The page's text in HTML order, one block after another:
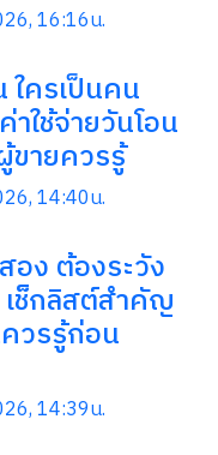
16:16น.
ใครเป็นคน
าใช้จ่ายวันโอน
ขายควรรู้
14:40น.
อง ต้องระวัง
เช็กลิสต์สำคัญ
วรรู้ก่อน
14:39น.